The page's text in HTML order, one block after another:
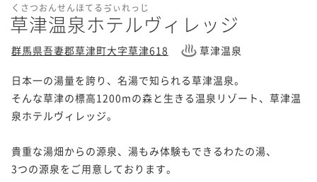
くさつおんせんほてるゔぃれっじ
草津温泉ホテルヴィレッジ
群馬県吾妻郡草津町大字草津618 草津温泉
日本一の湯量を誇り、名湯で知られる草津温泉。
そんな草津の標高1200mの森と生きる温泉リゾート、草津温
泉ホテルヴィレッジ。
貴重な湯畑からの源泉、湯もみ体験もできるわたの湯、
3つの源泉をご用意しております。